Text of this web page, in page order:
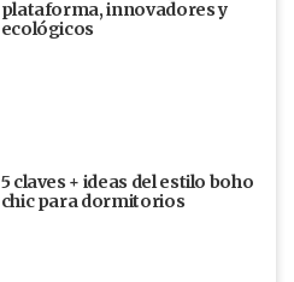
plataforma, innovadores y
ecológicos
5 claves + ideas del estilo boho
chic para dormitorios